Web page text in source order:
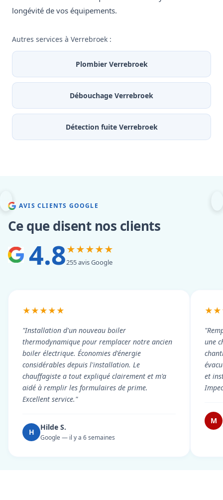
longévité de vos équipements.
Autres services à Verrebroek :
Plombier Verrebroek
Débouchage Verrebroek
Détection fuite Verrebroek
AVIS CLIENTS GOOGLE
Ce que disent nos clients
4.8★★★★★
255 avis Google
★★★★★
"Installation d'un nouveau boiler
thermodynamique pour remplacer notre ancien
boiler électrique. Économies d'énergie
considérables depuis l'installation. Le
chauffagiste a tout expliqué clairement et m'a
aidé à remplir les formulaires de prime.
Excellent service."
H
Hilde S.
Google — il y a 6 semaines
une
et
M